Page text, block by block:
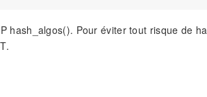
hash_algos(). Pour éviter tout risque de